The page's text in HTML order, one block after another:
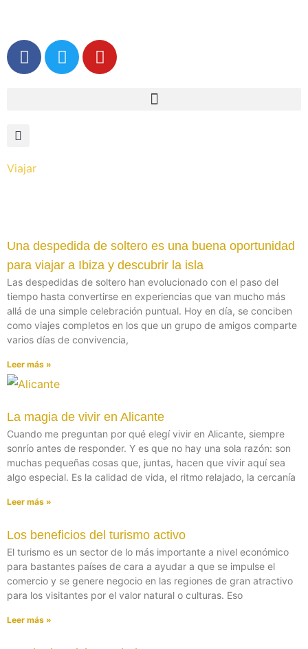
contenido
F
a
k
T
w
Y
o
Viajar
Una despedida de soltero es una buena oportunidad
para viajar a Ibiza y descubrir la isla
Las despedidas de soltero han evolucionado con el paso del
tiempo hasta convertirse en experiencias que van mucho más
allá de una simple celebración puntual. Hoy en día, se conciben
como viajes completos en los que un grupo de amigos comparte
varios días de convivencia,
Leer más »
La magia de vivir en Alicante
Cuando me preguntan por qué elegí vivir en Alicante, siempre
sonrío antes de responder. Y es que no hay una sola razón: son
muchas pequeñas cosas que, juntas, hacen que vivir aquí sea
algo especial. Es la calidad de vida, el ritmo relajado, la cercanía
Leer más »
Los beneficios del turismo activo
El turismo es un sector de lo más importante a nivel económico
para bastantes países de cara a ayudar a que se impulse el
comercio y se genere negocio en las regiones de gran atractivo
para los visitantes por el valor natural o culturas. Eso
Leer más »